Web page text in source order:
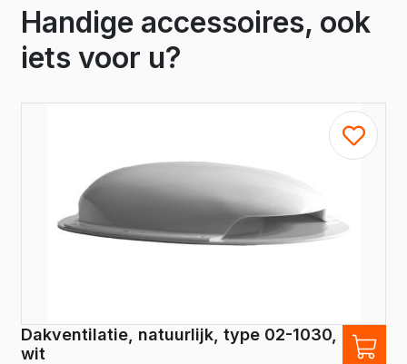
Handige accessoires, ook
iets voor u?
Dakventilatie, natuurlijk, type 02-1030,
wit